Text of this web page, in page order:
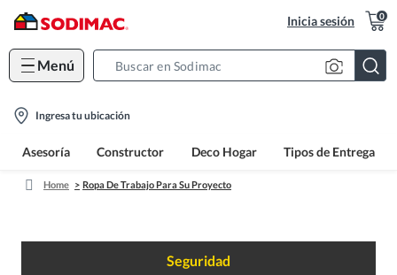
Inicia sesión 0
Menú
location-
Ingresa tu ubicación
Asesoría Constructor Deco Hogar Tipos de Entrega
Home Ropa De Trabajo Para Su Proyecto
Seguridad